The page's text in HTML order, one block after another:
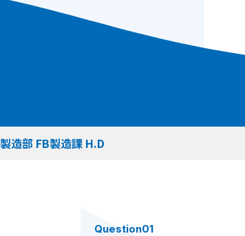
利用規約プライバシーポリシー
製造部 FB製造課 H.D
Question01